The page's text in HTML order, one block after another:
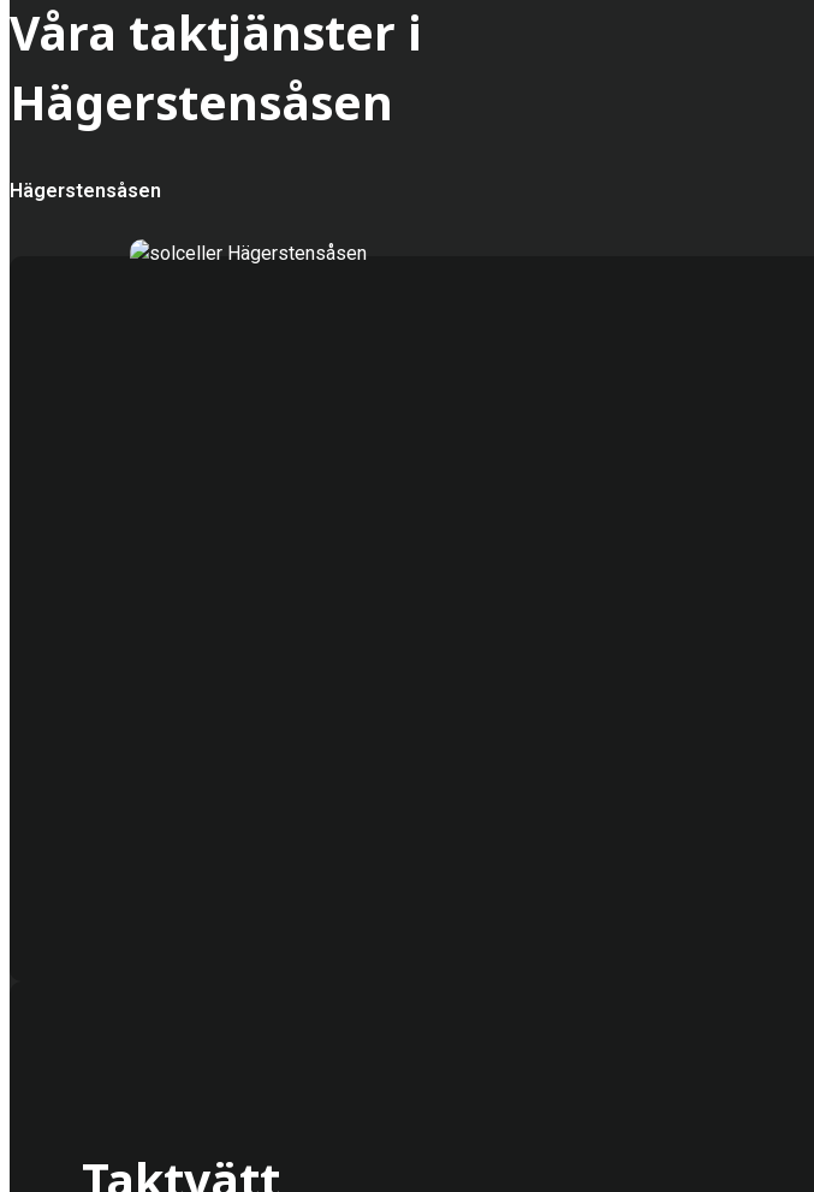
Våra taktjänster i
Hägerstensåsen
Hägerstensåsen